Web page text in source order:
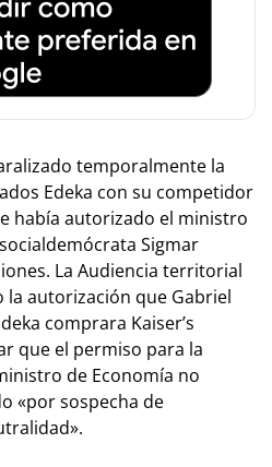
temporalmente la
Edeka con su competidor
había autorizado el ministro
Sigmar
La Audiencia territorial
autorización que Gabriel
comprara Kaiser’s
que el permiso para la
de Economía no
«por sospecha de